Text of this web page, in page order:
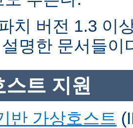
치 버전 1.3 이
명한 문서들이
스트 지원
반 가상호스트